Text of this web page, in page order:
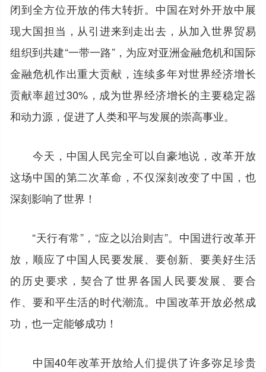
闭到全方位开放的伟大转折。中国在对外开放中展
现大国担当，从引进来到走出去，从加入世界贸易
组织到共建“一带一路”，为应对亚洲金融危机和国际
金融危机作出重大贡献，连续多年对世界经济增长
贡献率超过30%，成为世界经济增长的主要稳定器
和动力源，促进了人类和平与发展的崇高事业。
今天，中国人民完全可以自豪地说，改革开放
这场中国的第二次革命，不仅深刻改变了中国，也
深刻影响了世界！
“天行有常”，“应之以治则吉”。中国进行改革开
放，顺应了中国人民要发展、要创新、要美好生活
的历史要求，契合了世界各国人民要发展、要合
作、要和平生活的时代潮流。中国改革开放必然成
功，也一定能够成功！
中国40年改革开放给人们提供了许多弥足珍贵